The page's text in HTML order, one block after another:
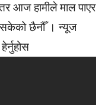
आज हामीले माल पाएर
सकेको छैनौँ । न्यूज